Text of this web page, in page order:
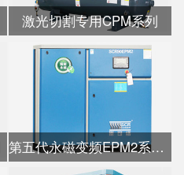
激光切割专用CPM系列
第五代永磁变频EPM2系列水冷